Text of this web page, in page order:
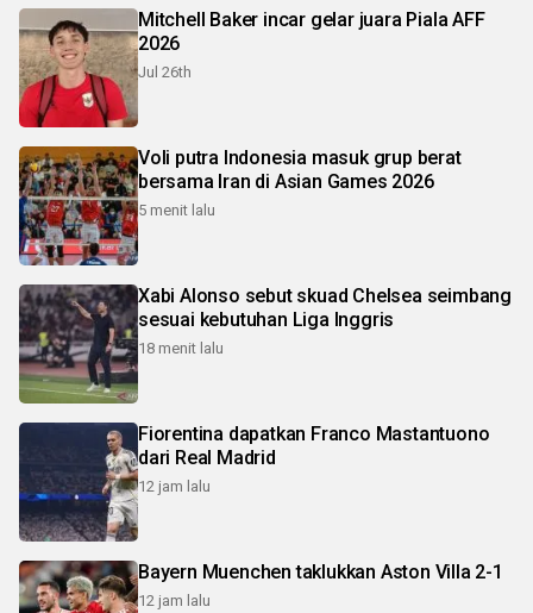
Mitchell Baker incar gelar juara Piala AFF
2026
Jul 26th
Voli putra Indonesia masuk grup berat
bersama Iran di Asian Games 2026
5 menit lalu
Xabi Alonso sebut skuad Chelsea seimbang
sesuai kebutuhan Liga Inggris
18 menit lalu
Fiorentina dapatkan Franco Mastantuono
dari Real Madrid
12 jam lalu
Bayern Muenchen taklukkan Aston Villa 2-1
12 jam lalu